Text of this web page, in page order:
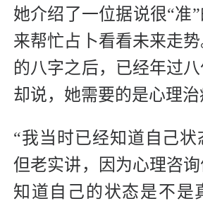
她介绍了一位据说很“准”
来帮忙占卜看看未来走
的八字之后，已经年过
却说，她需要的是心理治
“我当时已经知道自己状
但老实讲，因为心理咨
知道自己的状态是不是